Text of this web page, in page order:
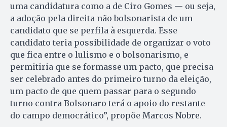
uma candidatura como a de Ciro Gomes — ou seja,
a adoção pela direita não bolsonarista de um
candidato que se perfila à esquerda. Esse
candidato teria possibilidade de organizar o voto
que fica entre o lulismo e o bolsonarismo, e
permitiria que se formasse um pacto, que precisa
ser celebrado antes do primeiro turno da eleição,
um pacto de que quem passar para o segundo
turno contra Bolsonaro terá o apoio do restante
do campo democrático”, propõe Marcos Nobre.